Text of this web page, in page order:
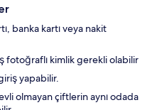
banka kartı veya nakit
fotoğraflı kimlik gerekli olabilir
yapabilir.
olmayan çiftlerin aynı odada